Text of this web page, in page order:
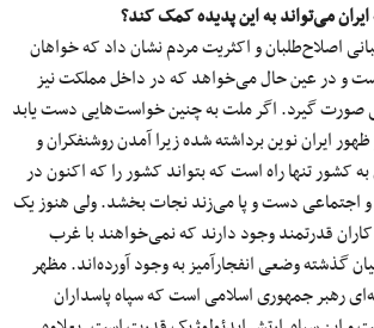
ایران می‌تواند به این پدیده کمک کند؟
اصلاح‌طلبان و اکثریت مردم نشان داد که خواهان
و در عین حال می‌خواهد که در داخل مملکت نیز
صورت گیرد. اگر ملت به چنین خواست‌هایی دست یابد
ایران نوین برداشته شده زیرا آمدن روشنفکران و
کشور تنها راه است که بتواند کشور را که اکنون در
اجتماعی دست و پا می‌زند نجات بخشد. ولی هنوز یک
قدرتمند وجود دارند که نمی‌خواهند با غرب
گذشته وضعی انفجارآمیز به وجود آورده‌اند. مظهر
رهبر جمهوری اسلامی است که سپاه پاسداران